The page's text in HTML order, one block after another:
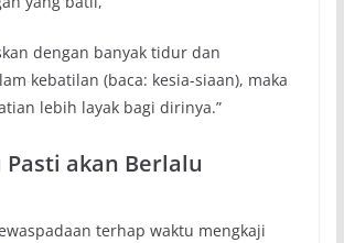
dengan banyak tidur dan
kebatilan (baca: kesia-siaan), maka
lebih layak bagi dirinya.”
Pasti akan Berlalu
terhap waktu mengkaji